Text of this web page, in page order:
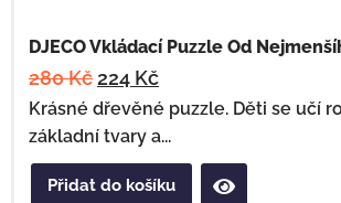
DJECO Vkládací Puzzle Od
280Kč 224 Kč
Krásné dřevěné puzzle. Děti se učí
základní tvary a...
Přidat do košíku